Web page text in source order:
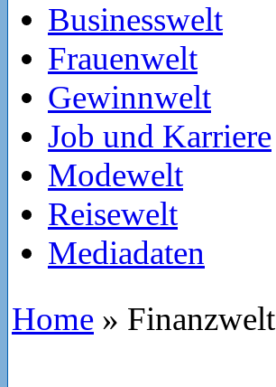
Businesswelt
Frauenwelt
Gewinnwelt
Job und Karriere
Modewelt
Reisewelt
Mediadaten
Home » Finanzwelt